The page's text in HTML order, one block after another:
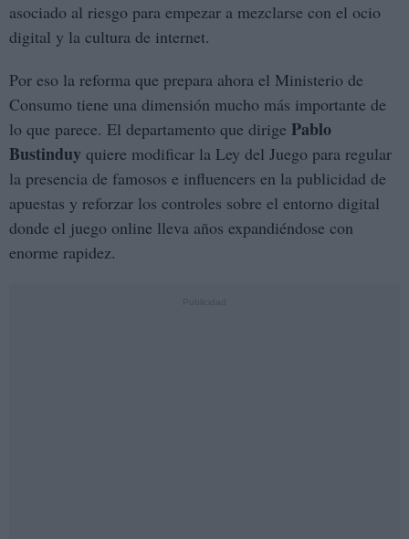
asociado al riesgo para empezar a mezclarse con el ocio
digital y la cultura de internet.
Por eso la reforma que prepara ahora el Ministerio de
Consumo tiene una dimensión mucho más importante de
lo que parece. El departamento que dirige Pablo
Bustinduy quiere modificar la Ley del Juego para regular
la presencia de famosos e influencers en la publicidad de
apuestas y reforzar los controles sobre el entorno digital
donde el juego online lleva años expandiéndose con
enorme rapidez.